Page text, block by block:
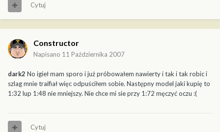
Cytuj
Constructor
Napisano 11 Października 2007
dark2 No igieł mam sporo i już próbowałem nawierty i tak i tak robic i
szlag mnie traifiał więc odpuściłem sobie. Następny model jaki kupię to
1:32 lup 1:48 nie mniejszy. Nie chce mi sie przy 1:72 męczyć oczu :(
Cytuj